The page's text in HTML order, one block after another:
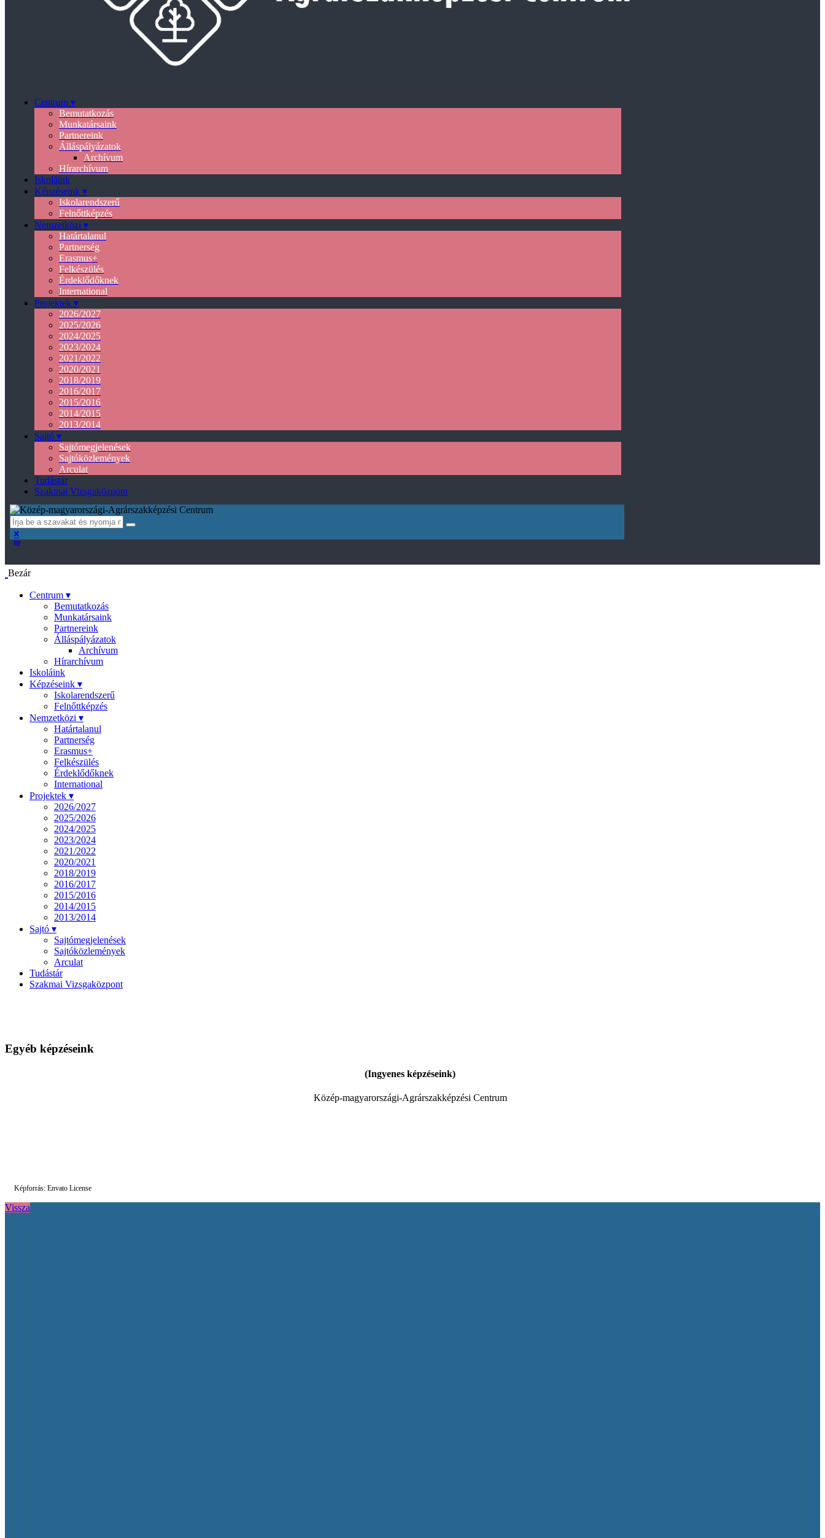
Centrum ▾
Bemutatkozás
Munkatársaink
Partnereink
Álláspályázatok
Archívum
Hírarchívum
Iskoláink
Képzéseink ▾
Iskolarendszerű
Felnőttképzés
Nemzetközi ▾
Határtalanul
Partnerség
Erasmus+
Felkészülés
Érdeklődőknek
International
Projektek ▾
2026/2027
2025/2026
2024/2025
2023/2024
2021/2022
2020/2021
2018/2019
2016/2017
2015/2016
2014/2015
2013/2014
Sajtó ▾
Sajtómegjelenések
Sajtóközlemények
Arculat
Tudástár
Szakmai Vizsgaközpont
Bezár
Centrum ▾
Bemutatkozás
Munkatársaink
Partnereink
Álláspályázatok
Archívum
Hírarchívum
Iskoláink
Képzéseink ▾
Iskolarendszerű
Felnőttképzés
Nemzetközi ▾
Határtalanul
Partnerség
Erasmus+
Felkészülés
Érdeklődőknek
International
Projektek ▾
2026/2027
2025/2026
2024/2025
2023/2024
2021/2022
2020/2021
2018/2019
2016/2017
2015/2016
2014/2015
2013/2014
Sajtó ▾
Sajtómegjelenések
Sajtóközlemények
Arculat
Tudástár
Szakmai Vizsgaközpont
Egyéb képzéseink
(Ingyenes képzéseink)
Közép-magyarországi-Agrárszakképzési Centrum
Képforrás: Envato License
Vissza